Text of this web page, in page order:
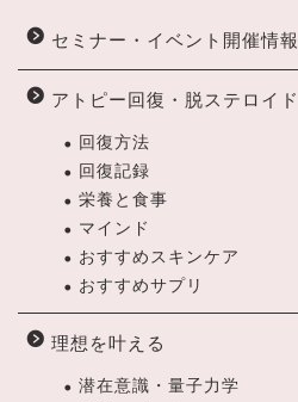
セミナー・イベント開催情報
アトピー回復・脱ステロイド
回復方法
回復記録
栄養と食事
マインド
おすすめスキンケア
おすすめサプリ
理想を叶える
潜在意識・量子力学